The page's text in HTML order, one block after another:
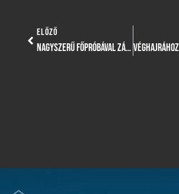
ELŐZŐ
NAGYSZERŰ FŐPRÓBÁVAL ZÁRULT A FELKÉSZÜLÉSI IDŐSZAK